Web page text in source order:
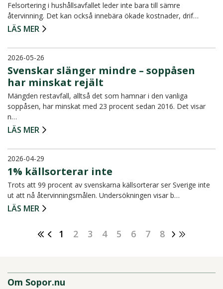
Felsortering i hushållsavfallet leder inte bara till sämre
återvinning. Det kan också innebära ökade kostnader, drif…
LÄS MER
2026-05-26
Svenskar slänger mindre – soppåsen
har minskat rejält
Mängden restavfall, alltså det som hamnar i den vanliga
soppåsen, har minskat med 23 procent sedan 2016. Det visar
n…
LÄS MER
2026-04-29
1% källsorterar inte
Trots att 99 procent av svenskarna källsorterar ser Sverige inte
ut att nå återvinningsmålen. Undersökningen visar b…
LÄS MER
1 2 3 4 5 6 7 8
Om Sopor.nu